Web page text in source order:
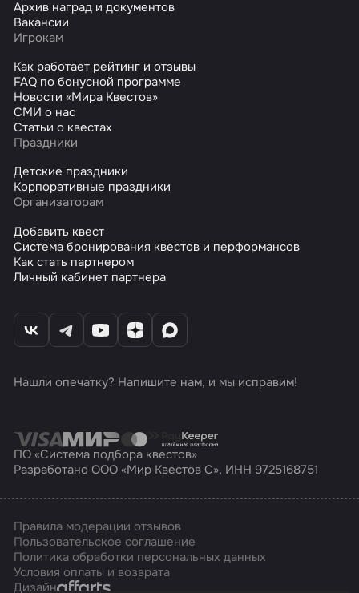
Архив наград и документов
Вакансии
Игрокам
Как работает рейтинг и отзывы
FAQ по бонусной программе
Новости «Мира Квестов»
СМИ о нас
Статьи о квестах
Праздники
Детские праздники
Корпоративные праздники
Организаторам
Добавить квест
Система бронирования квестов и перформансов
Как стать партнером
Личный кабинет партнера
Нашли опечатку? Напишите нам, и мы исправим!
ПО «Система подбора квестов»
Разработано ООО «Мир Квестов С», ИНН 9725168751
Правила модерации отзывов
Пользовательское соглашение
Политика обработки персональных данных
Условия оплаты и возврата
ДизайнAffarts